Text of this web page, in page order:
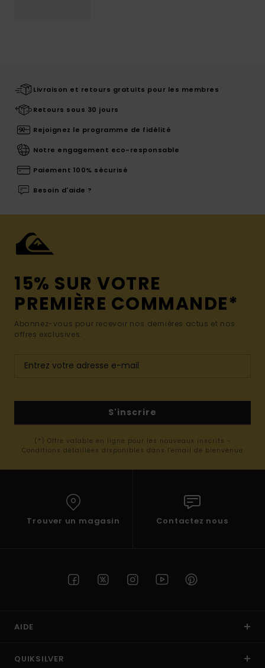
Livraison et retours gratuits pour les membres
Retours sous 30 jours
Rejoignez le programme de fidélité
Notre engagement eco-responsable
Paiement 100% sécurisé
Besoin d'aide ?
15% SUR VOTRE
PREMIÈRE COMMANDE*
Abonnez-vous pour recevoir nos dernières actus et nos
offres exclusives.
S'inscrire
(*) Offre valable en ligne pour les nouveaux inscrits -
Conditions détaillées disponibles dans l'email de bienvenue
Trouver un magasin Contactez nous
AIDE
QUIKSILVER